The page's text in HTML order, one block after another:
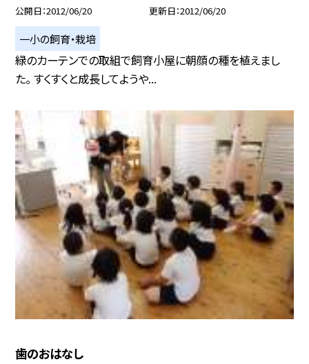
公開日 2012/06/20 更新日 2012/06/20
一小の飼育・栽培
緑のカーテンでの取組で飼育小屋に朝顔の種を植えまし
た。 すくすくと成長してようや...
歯のおはなし